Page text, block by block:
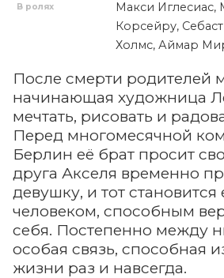
В ролях
Макси Иглесиас,
Корсейру,
Холмс, Аймар
После смерти родителей
начинающая художница
мечтать, рисовать и
Перед многомесячной
Берлин её брат просит
друга Акселя временно
девушку, и тот
человеком, способным
себя. Постепенно между
особая связь, способная
жизни раз и навсегда.